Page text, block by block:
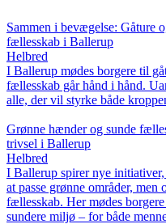
Sammen i bevægelse: Gåture
fællesskab i Ballerup
Helbred
I Ballerup mødes borgere til
fællesskab går hånd i hånd.
alle, der vil styrke både
Grønne hænder og sunde
trivsel i Ballerup
Helbred
I Ballerup spirer nye
at passe grønne områder, men
fællesskab. Her mødes
sundere miljø – for både